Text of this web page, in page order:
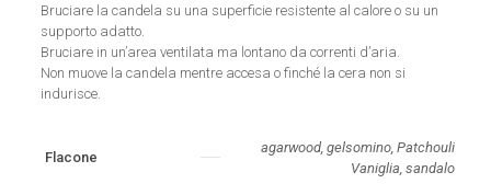
Bruciare la candela su una superficie resistente al calore o su un
supporto adatto.
Bruciare in un’area ventilata ma lontano da correnti d’aria.
Non muove la candela mentre accesa o finché la cera non si
indurisce.
Flacone
agarwood, gelsomino, Patchouli
Vaniglia, sandalo